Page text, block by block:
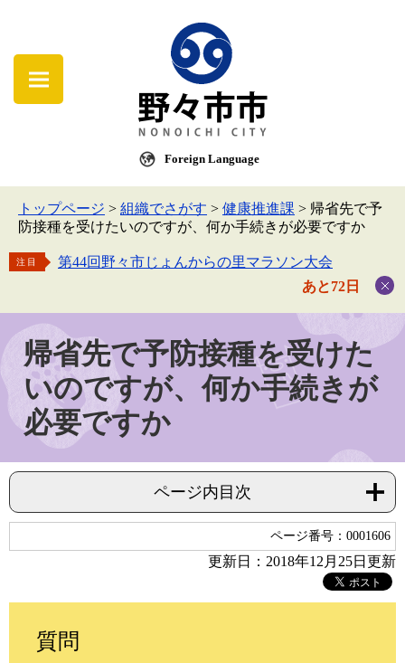
Foreign Language
トップページ > 組織でさがす > 健康推進課 > 帰省先で予
防接種を受けたいのですが、何か手続きが必要ですか
注目
第44回野々市じょんからの里マラソン大会
あと72日
帰省先で予防接種を受けた
いのですが、何か手続きが
必要ですか
ページ内目次
ページ番号：0001606
更新日：2018年12月25日更新
質問